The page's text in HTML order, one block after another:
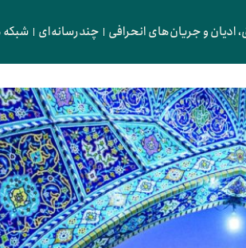
ادیان و جریان‌های انحرافی چندرسانه‌ای شبکه